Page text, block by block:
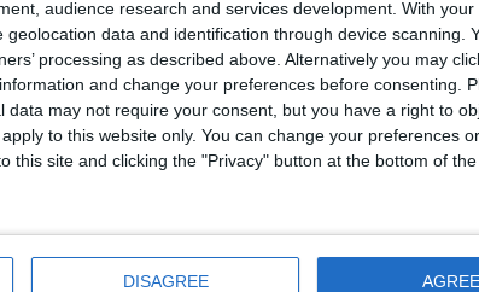
audience research and services development. With your
data and identification through device scanning.
processing as described above. Alternatively you may
and change your preferences before consenting.
data may not require your consent, but you have a right to
to this website only. You can change your preferences
this site and clicking the "Privacy" button at the bottom of the
DISAGREE AGREE